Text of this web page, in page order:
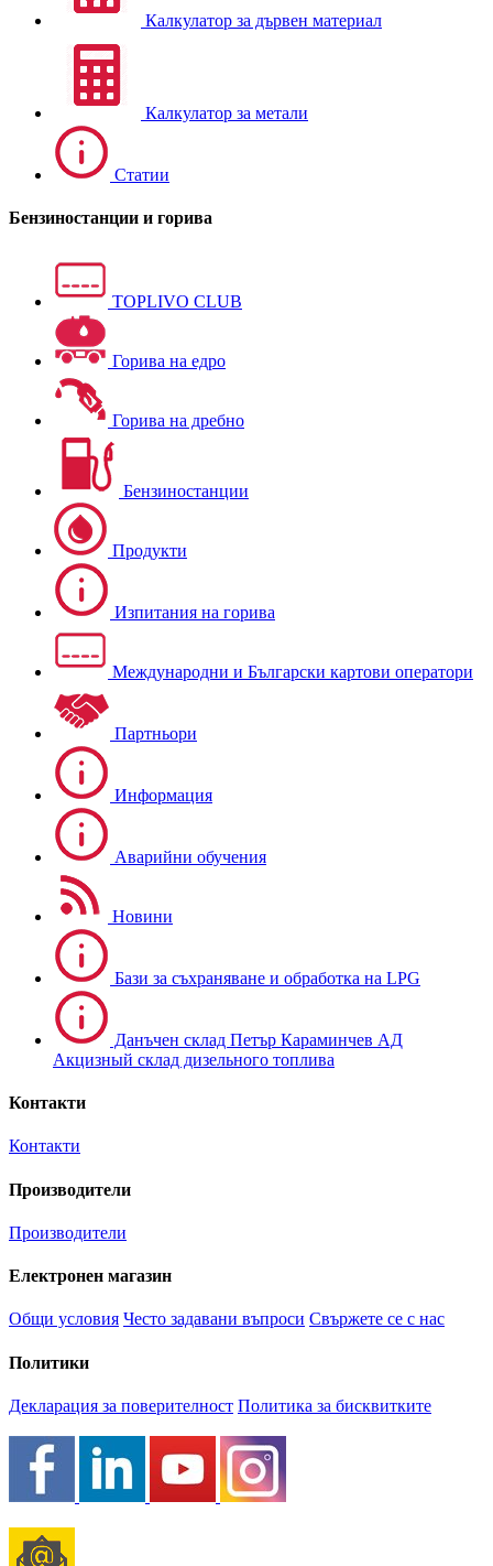
Калкулатор за дървен материал
Калкулатор за метали
Статии
Бензиностанции и горива
TOPLIVO CLUB
Горива на едро
Горива на дребно
Бензиностанции
Продукти
Изпитания на горива
Международни и Български картови оператори
Партньори
Информация
Аварийни обучения
Новини
Бази за съхраняване и обработка на LPG
Данъчен склад Петър Караминчев АД
Акцизный склад дизельного топлива
Контакти
Контакти
Производители
Производители
Електронен магазин
Общи условия Често задавани въпроси Свържете се с нас
Политики
Декларация за поверителност Политика за бисквитките